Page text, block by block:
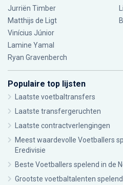
Jurriën Timber
Matthijs de Ligt
Vinícius Júnior
Lamine Yamal
Ryan Gravenberch
Populaire top lijsten
Laatste voetbaltransfers
Laatste transfergeruchten
Laatste contractverlengingen
Meest waardevolle Voetballers
Eredivisie
Beste Voetballers spelend in de
Grootste voetbaltalenten